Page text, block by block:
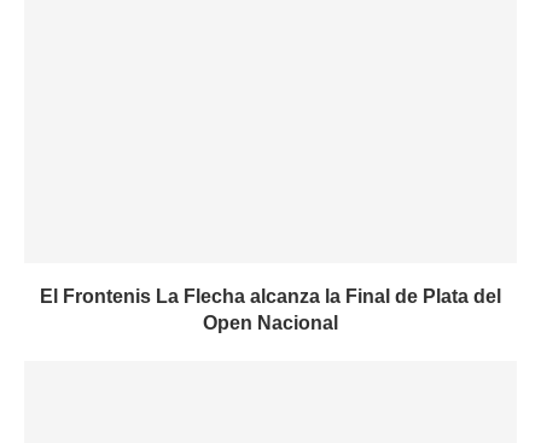
El Frontenis La Flecha alcanza la Final de Plata del
Open Nacional